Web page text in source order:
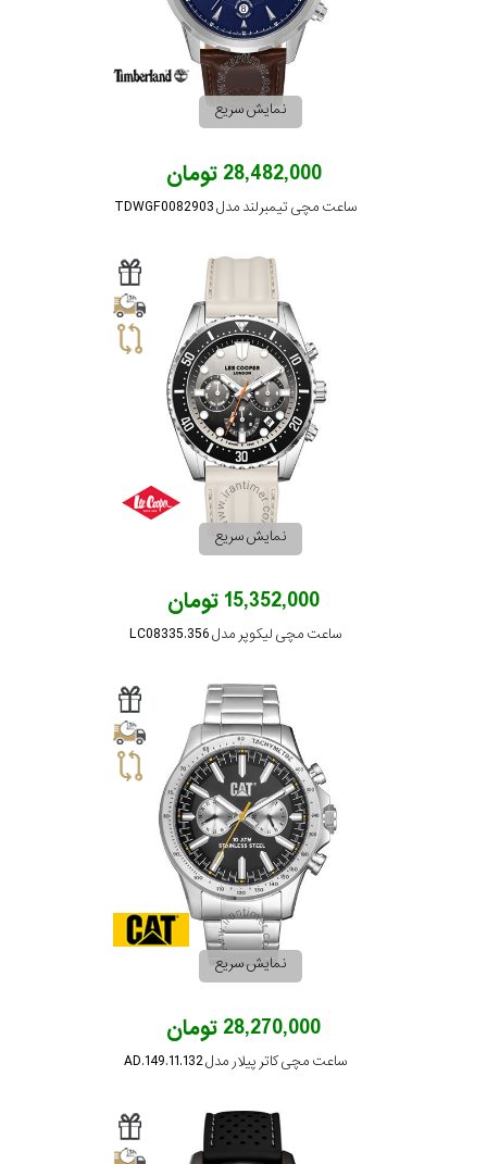
نمایش سریع
28,482,000 تومان
ساعت مچی تیمبرلند مدل TDWGF0082903
نمایش سریع
15,352,000 تومان
ساعت مچی لیکوپر مدل LC08335.356
نمایش سریع
28,270,000 تومان
ساعت مچی کاتر پیلار مدل AD.149.11.132